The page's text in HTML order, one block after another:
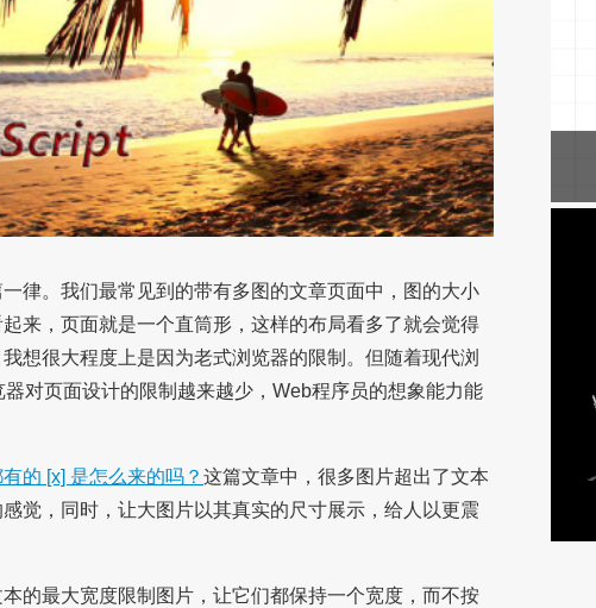
律。我们最常见到的带有多图的文章页面中，图的大小
来，页面就是一个直筒形，这样的布局看多了就会觉得
想很大程度上是因为老式浏览器的限制。但随着现代浏
对页面设计的限制越来越少，Web程序员的想象能力能
的 [x] 是怎么来的吗？ 这篇文章中，很多图片超出了文本
觉，同时，让大图片以其真实的尺寸展示，给人以更震
的最大宽度限制图片，让它们都保持一个宽度，而不按